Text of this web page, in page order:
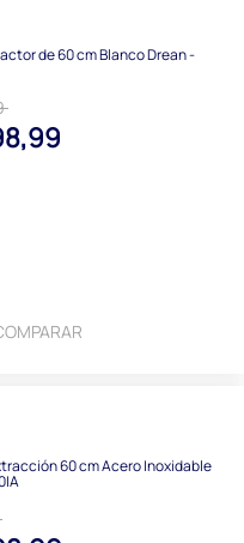
de 60 cm Blanco Drean -
60 cm Acero Inoxidable